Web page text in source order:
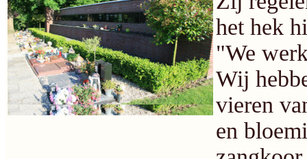
het hek
"We
Wij
vieren
en